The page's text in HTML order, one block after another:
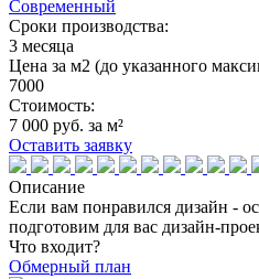
Современный
Сроки производства:
3 месяца
Цена за м2 (до указанного
7000
Стоимость:
7 000 руб. за м²
Оставить заявку
Описание
Если вам понравился дизайн -
подготовим для вас дизайн-
Что входит?
Обмерный план